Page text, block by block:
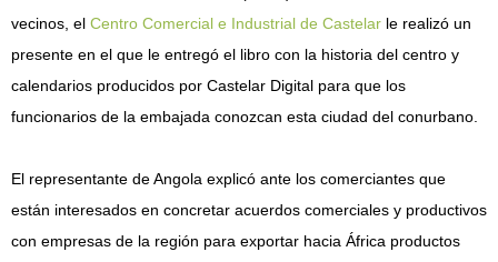
vecinos, el Centro Comercial e Industrial de Castelar le realizó un
presente en el que le entregó el libro con la historia del centro y
calendarios producidos por Castelar Digital para que los
funcionarios de la embajada conozcan esta ciudad del conurbano.
El representante de Angola explicó ante los comerciantes que
están interesados en concretar acuerdos comerciales y productivos
con empresas de la región para exportar hacia África productos